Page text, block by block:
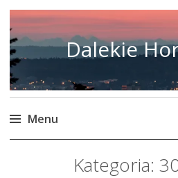
Dalekie
Menu
Kategoria: